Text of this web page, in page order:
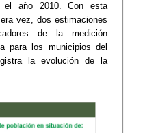
el año 2010. Con esta
vez, dos estimaciones
de la medición
para los municipios del
la evolución de la